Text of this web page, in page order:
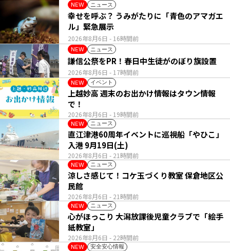
NEW ニュース
2026年8月6日 - 16時間前
幸せを呼ぶ？ うみがたりに「青色のアマガエ
ル」緊急展示
NEW ニュース
2026年8月6日 - 17時間前
謙信公祭をPR！春日中生徒がのぼり旗設置
NEW イベント
2026年8月6日 - 19時間前
上越妙高 週末のお出かけ情報はタウン情報
で！
NEW ニュース
2026年8月6日 - 21時間前
直江津港60周年イベントに巡視船「やひこ」
入港 9月19日(土)
NEW ニュース
2026年8月6日 - 21時間前
涼しさ感じて！コケ玉づくり教室 保倉地区公
民館
NEW ニュース
2026年8月6日 - 22時間前
心がほっこり 大潟放課後児童クラブで「絵手
紙教室」
NEW 安全安心情報